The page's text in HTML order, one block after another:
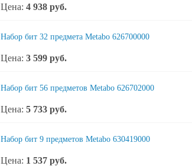
Цена: 4 938 руб.
Набор бит 32 предмета Metabo 626700000
Цена: 3 599 руб.
Набор бит 56 предметов Metabo 626702000
Цена: 5 733 руб.
Набор бит 9 предметов Metabo 630419000
Цена: 1 537 руб.